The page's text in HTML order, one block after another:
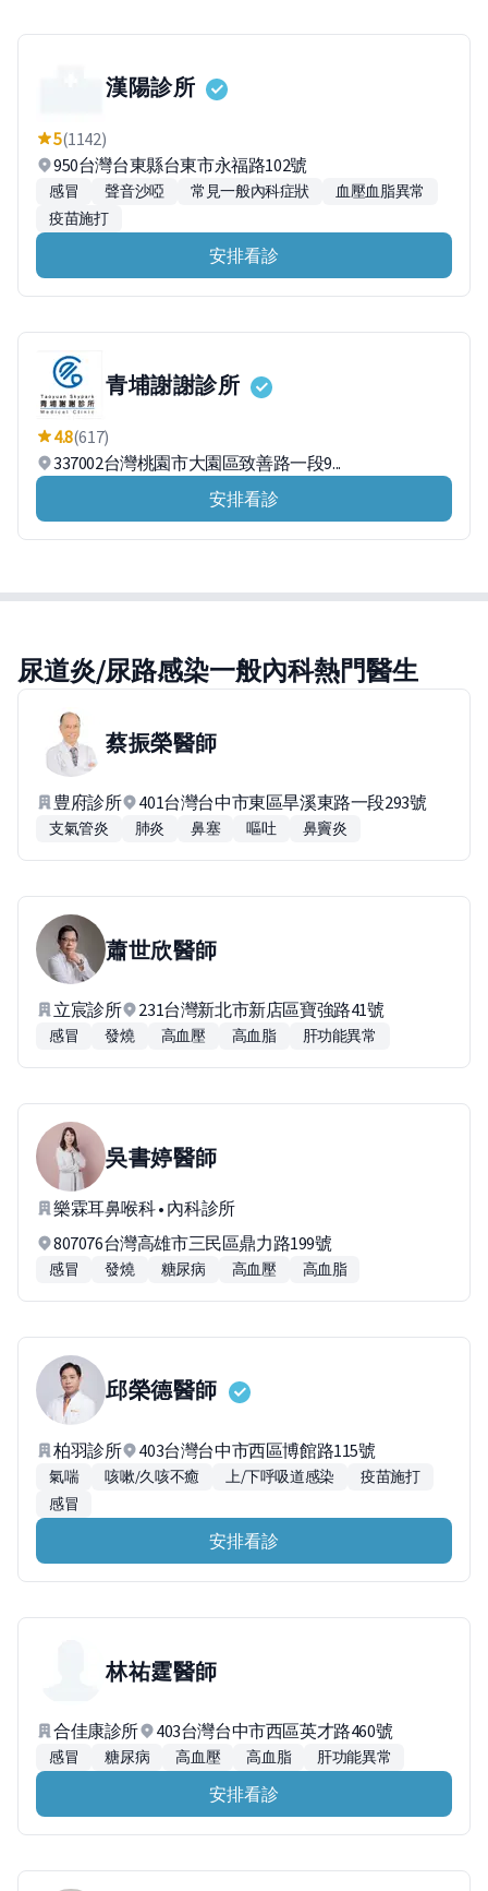
漢陽診所
5(1142)
950台灣台東縣台東市永福路102號
感冒 聲音沙啞 常見一般內科症狀
血壓血脂異常
疫苗施打
安排看診
青埔謝謝診所
4.8(617)
337002台灣桃園市大園區致善路一段9...
安排看診
尿道炎/尿路感染一般內科熱門醫生
蔡振榮醫師
豊府診所 401台灣台中市東區旱溪東路一段293號
支氣管炎 肺炎 鼻塞 嘔吐 鼻竇炎
蕭世欣醫師
立宸診所 231台灣新北市新店區寶強路41號
感冒 發燒 高血壓 高血脂 肝功能異常
吳書婷醫師
樂霖耳鼻喉科 • 內科診所
807076台灣高雄市三民區鼎力路199號
感冒 發燒 糖尿病 高血壓 高血脂
邱榮德醫師
柏羽診所 403台灣台中市西區博館路115號
氣喘 咳嗽/久咳不癒 上/下呼吸道感染
疫苗施打
感冒
安排看診
林祐霆醫師
合佳康診所 403台灣台中市西區英才路460號
感冒 糖尿病 高血壓 高血脂 肝功能異常
安排看診